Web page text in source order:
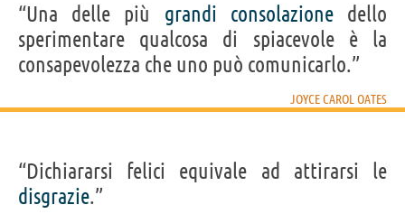
“Una delle più grandi consolazionedello
sperimentare qualcosa di spiacevole è la
consapevolezza che uno può comunicarlo.”
JOYCE CAROL OATES
“Dichiararsi felici equivale ad attirarsi le
disgrazie.”